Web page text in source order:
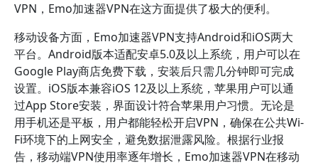
VPN，Emo加速器VPN在这方面提供了极大的便利。
移动设备方面，Emo加速器VPN支持Android和iOS两大
平台。Android版本适配安卓5.0及以上系统，用户可以在
Google Play商店免费下载，安装后只需几分钟即可完成
设置。iOS版本兼容iOS 12及以上系统，苹果用户可以通
过App Store安装，界面设计符合苹果用户习惯。无论是
用手机还是平板，用户都能轻松开启VPN，确保在公共Wi-
Fi环境下的上网安全，避免数据泄露风险。根据行业报
告，移动端VPN使用率逐年增长，Emo加速器VPN在移动